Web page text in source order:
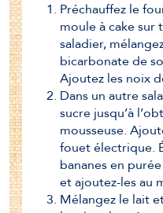
Préchauffez le
moule à cake sur
saladier,
bicarbonate de
Ajoutez les noix
Dans un autre
sucre jusqu’à
mousseuse.
fouet électrique.
bananes en
et ajoutez-les au
Mélangez le lait